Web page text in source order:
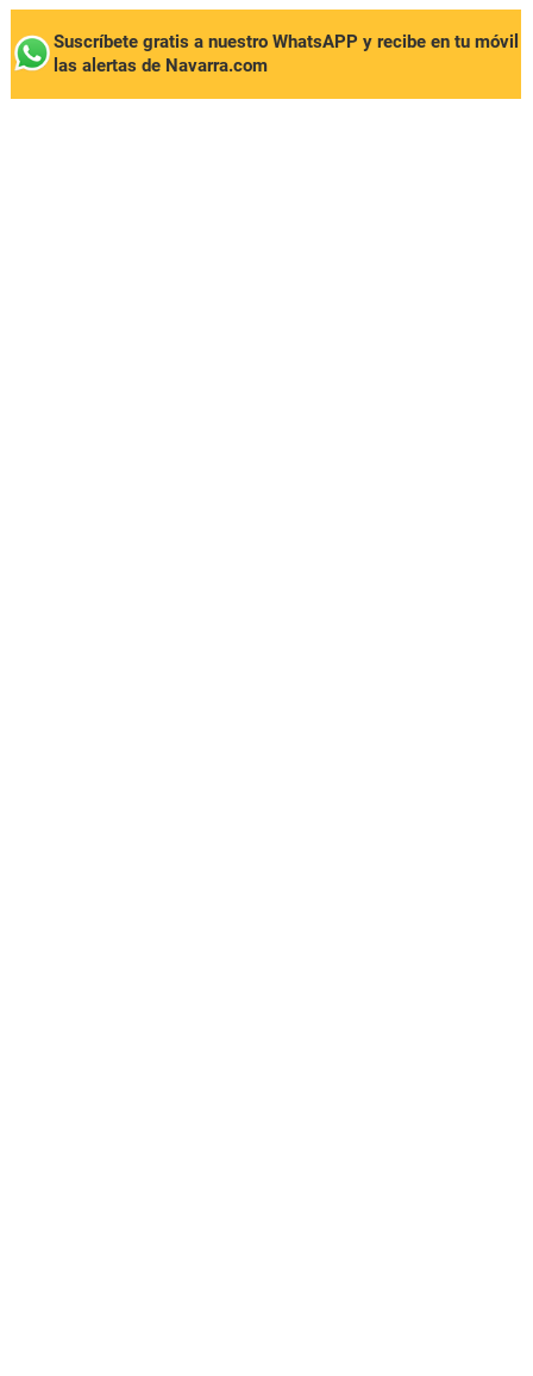
Suscríbete gratis a nuestro WhatsAPP y recibe en tu móvil
las alertas de Navarra.com